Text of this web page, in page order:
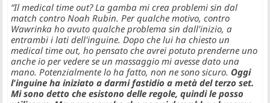
“Il medical time out? La gamba mi crea problemi sin dal
match contro Noah Rubin. Per qualche motivo, contro
Wawrinka ho avuto qualche problema sin dall'inizio, a
entrambi i lati dell'inguine. Dopo che lui ha chiesto un
medical time out, ho pensato che avrei potuto prenderne uno
anche io per vedere se un massaggio mi avesse dato una
mano. Potenzialmente lo ha fatto, non ne sono sicuro. Oggi
l'inguine ha iniziato a darmi fastidio a metà del terzo set.
Mi sono detto che esistono delle regole, quindi le posso